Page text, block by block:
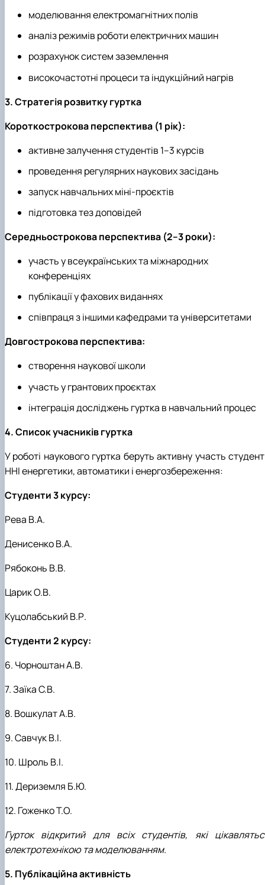
моделювання електромагнітних полів
аналіз режимів роботи електричних машин
розрахунок систем заземлення
високочастотні процеси та індукційний нагрів
3. Стратегія розвитку гуртка
Короткострокова перспектива (1 рік):
активне залучення студентів 1–3 курсів
проведення регулярних наукових засідань
запуск навчальних міні-проєктів
підготовка тез доповідей
Середньострокова перспектива (2–3 роки):
участь у всеукраїнських та міжнародних
конференціях
публікації у фахових виданнях
співпраця з іншими кафедрами та університетами
Довгострокова перспектива:
створення наукової школи
участь у грантових проєктах
інтеграція досліджень гуртка в навчальний процес
4. Список учасників гуртка
У роботі наукового гуртка беруть активну участь
ННІ енергетики, автоматики і енергозбереження:
Студенти 3 курсу:
Рева В.А.
Денисенко В.А.
Рябоконь В.В.
Царик О.В.
Куцолабський В.Р.
Студенти 2 курсу:
6. Чорноштан А.В.
7. Заїка С.В.
8. Вошкулат А.В.
9. Савчук В.І.
10. Шроль В.І.
11. Дериземля Б.Ю.
12. Гоженко Т.О.
Гурток відкритий для всіх студентів, які
електротехнікою та моделюванням.
5. Публікаційна активність